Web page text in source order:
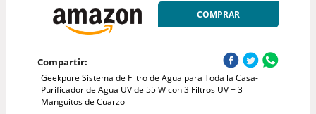
COMPRAR
Compartir:
Geekpure Sistema de Filtro de Agua para Toda la Casa-
Purificador de Agua UV de 55 W con 3 Filtros UV + 3
Manguitos de Cuarzo